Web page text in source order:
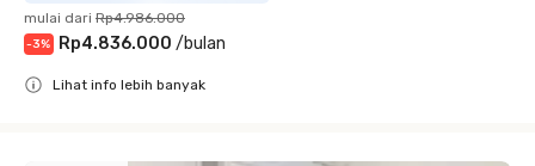
mulai dari Rp4.986.000
-3% Rp4.836.000 /bulan
Lihat info lebih banyak